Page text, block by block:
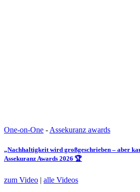
One-on-One - Assekuranz awards
„Nachhaltigkeit wird großgeschrieben – aber
Assekuranz Awards 2026 🏆
zum Video | alle Videos